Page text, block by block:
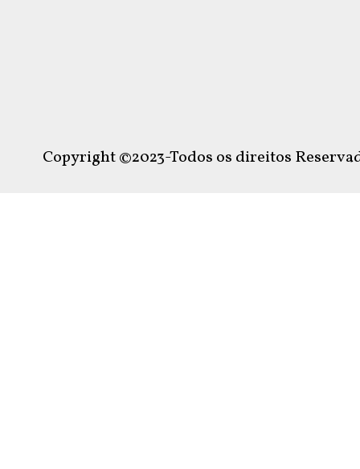
Copyright ©2023-Todos os direitos